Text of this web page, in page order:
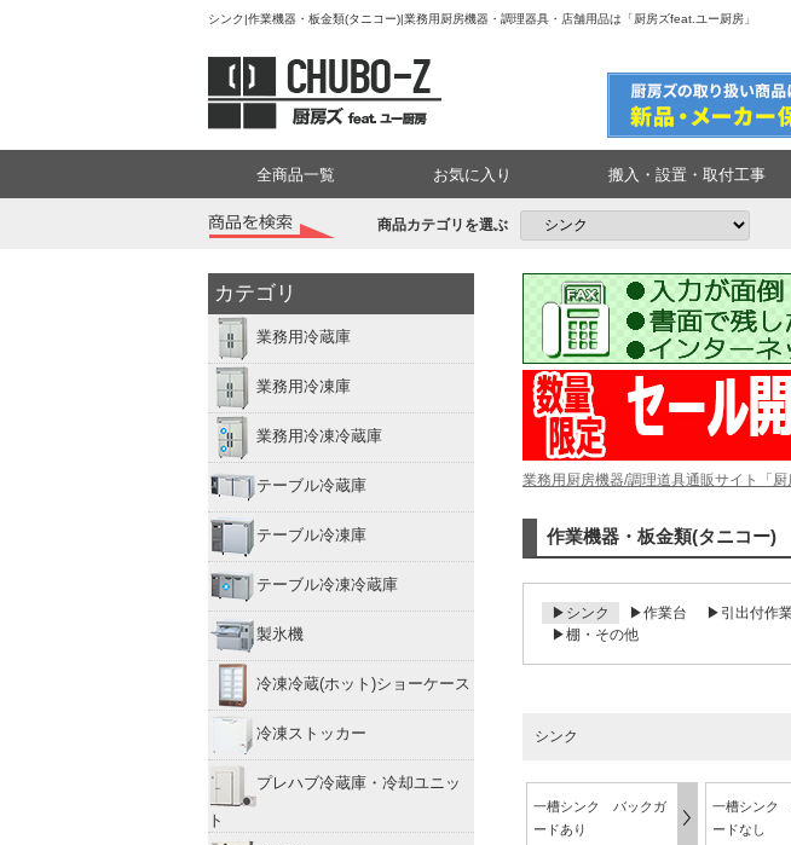
シンク|作業機器・板金類(タニコー)|業務用厨房機器・調理器具・店舗用品は「厨房ズfeat.ユー厨房」
全商品一覧 お気に入り 搬入・設置・取付工事
商品カテゴリを選ぶ
カテゴリ
業務用冷蔵庫
業務用冷凍庫
業務用冷凍冷蔵庫
テーブル冷蔵庫
テーブル冷凍庫
テーブル冷凍冷蔵庫
製氷機
冷凍冷蔵(ホット)ショーケース
冷凍ストッカー
プレハブ冷蔵庫・冷却ユニッ
ト
業務用厨房機器/調理道具通販サイト「厨
作業機器・板金類(タニコー)
▶シンク ▶作業台 ▶引出付作
▶棚・その他
シンク
一槽シンク バックガ
ードあり
一槽シンク
ードなし